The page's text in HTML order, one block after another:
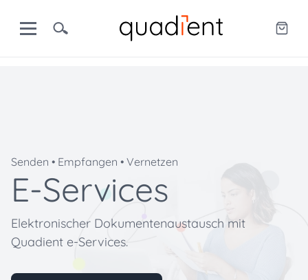
Senden • Empfangen • Vernetzen
E-Services
Elektronischer Dokumentenaustausch mit
Quadient e-Services.